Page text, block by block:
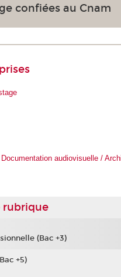
confiées au Cnam
audiovisuelle /
rubrique
(Bac +3)
+5)